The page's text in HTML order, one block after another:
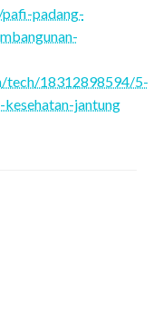
padang-
tech/18312898594/5-
jantung